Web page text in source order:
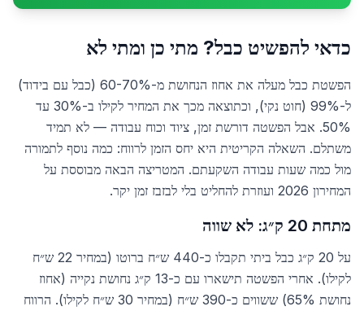
כדאי להפשיט כבל? מתי כן ומתי לא
הפשטת כבל מעלה את אחוז הנחושת מ-60-70% (כבל עם בידוד)
ל-99% (חוט נקי), וכתוצאה מכך את המחיר לקילו ב-30% עד
50%. אבל הפשטה דורשת זמן, ציוד וכוח עבודה — לא תמיד
משתלם. השאלה הקריטית היא יחס הזמן לרווח: כמה נוסף לתמורה
מול כמה שעות עבודה השקעתם. המטריצה הבאה מבוססת על
המחירון 2026 ועוזרת להחליט בלי לבזבז זמן יקר.
מתחת 20 ק״ג: לא שווה
על 20 ק״ג כבל ביתי תקבלו כ-440 ש״ח ברוטו (במחיר 22 ש״ח
לקילו). אחרי הפשטה תישארו עם כ-13 ק״ג נחושת נקייה (אחוז
נחושת 65%) ששווים כ-390 ש״ח (במחיר 30 ש״ח לקילו). הרווח